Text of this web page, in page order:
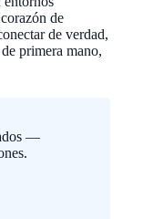
de
de verdad,
primera mano,
—